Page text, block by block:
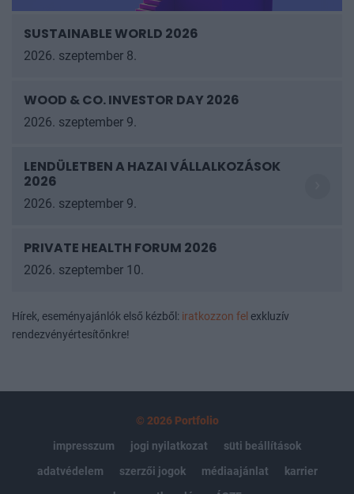
SUSTAINABLE WORLD 2026
2026. szeptember 8.
WOOD & CO. INVESTOR DAY 2026
2026. szeptember 9.
LENDÜLETBEN A HAZAI VÁLLALKOZÁSOK 2026
2026. szeptember 9.
2026. szeptember 10.
rendezvényértesítőnkre!
adatvédelem
szerzői jogok
kommentkezelés
ÁSZF